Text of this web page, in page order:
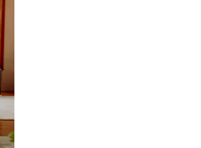
el dedo.